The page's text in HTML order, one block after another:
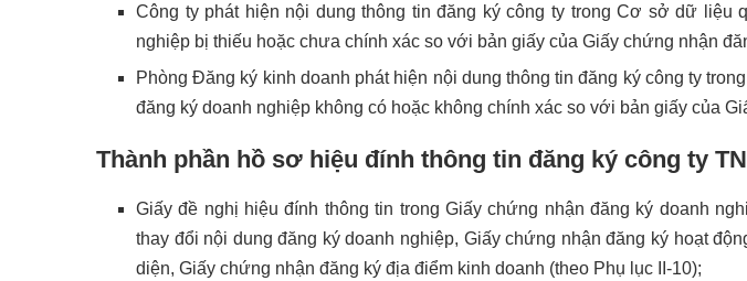
Công ty phát hiện nội dung thông tin đăng ký công ty trong Cơ sở dữ liệu
nghiệp bị thiếu hoặc chưa chính xác so với bản giấy của Giấy chứng nhận
Phòng Đăng ký kinh doanh phát hiện nội dung thông tin đăng ký công ty
đăng ký doanh nghiệp không có hoặc không chính xác so với bản giấy của
Thành phần hồ sơ hiệu đính thông tin đăng ký công ty
Giấy đề nghị hiệu đính thông tin trong Giấy chứng nhận đăng ký doanh
thay đổi nội dung đăng ký doanh nghiệp, Giấy chứng nhận đăng ký hoạt
diện, Giấy chứng nhận đăng ký địa điểm kinh doanh (theo Phụ lục II-10);